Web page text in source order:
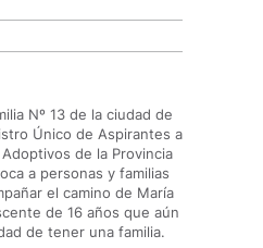
Nº 13 de la ciudad de
Único de Aspirantes a
de la Provincia
a personas y familias
el camino de María
de 16 años que aún
de tener una familia.